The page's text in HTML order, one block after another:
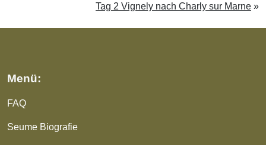
Tag 2 Vignely nach Charly sur Marne »
Menü:
FAQ
Seume Biografie